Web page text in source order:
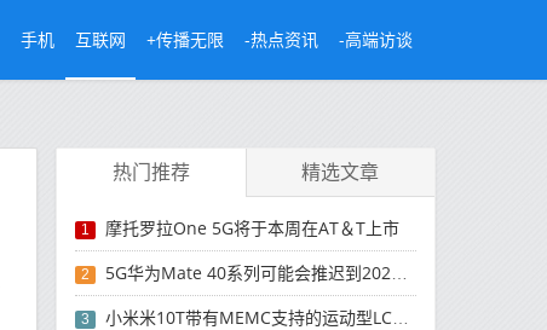
手机 互联网 +传播无限 -热点资讯 -高端访谈
热门推荐 精选文章
1 摩托罗拉One 5G将于本周在AT＆T上市
2 5G华为Mate 40系列可能会推迟到2021年
3 小米米10T带有MEMC支持的运动型LCD屏幕